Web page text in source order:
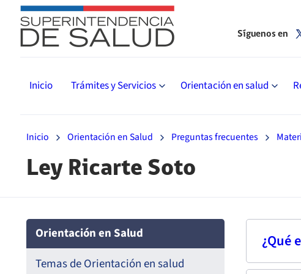
Inicio Trámites y Servicios Orientación en salud
Síguenos en
Inicio Orientación en Salud Preguntas frecuentes
Ley Ricarte Soto
Orientación en Salud
Temas de Orientación en salud
¿Qué